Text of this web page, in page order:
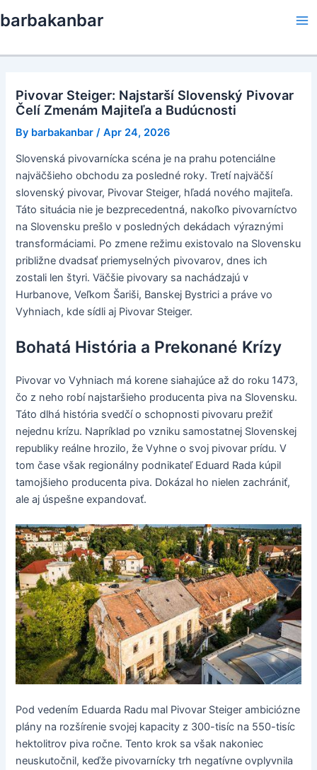
to
barbakanbar
Pivovar Steiger: Najstarší Slovenský Pivovar
Čelí Zmenám Majiteľa a Budúcnosti
By barbakanbar /Apr 24, 2026
Slovenská pivovarnícka scéna je na prahu potenciálne
najväčšieho obchodu za posledné roky. Tretí najväčší
slovenský pivovar, Pivovar Steiger, hľadá nového majiteľa.
Táto situácia nie je bezprecedentná, nakoľko pivovarníctvo
na Slovensku prešlo v posledných dekádach výraznými
transformáciami. Po zmene režimu existovalo na Slovensku
približne dvadsať priemyselných pivovarov, dnes ich
zostali len štyri. Väčšie pivovary sa nachádzajú v
Hurbanove, Veľkom Šariši, Banskej Bystrici a práve vo
Vyhniach, kde sídli aj Pivovar Steiger.
Bohatá História a Prekonané Krízy
Pivovar vo Vyhniach má korene siahajúce až do roku 1473,
čo z neho robí najstaršieho producenta piva na Slovensku.
Táto dlhá história svedčí o schopnosti pivovaru prežiť
nejednu krízu. Napríklad po vzniku samostatnej Slovenskej
republiky reálne hrozilo, že Vyhne o svoj pivovar prídu. V
tom čase však regionálny podnikateľ Eduard Rada kúpil
tamojšieho producenta piva. Dokázal ho nielen zachrániť,
ale aj úspešne expandovať.
Pod vedením Eduarda Radu mal Pivovar Steiger ambiciózne
plány na rozšírenie svojej kapacity z 300-tisíc na 550-tisíc
hektolitrov piva ročne. Tento krok sa však nakoniec
neuskutočnil, keďže pivovarnícky trh negatívne ovplyvnila